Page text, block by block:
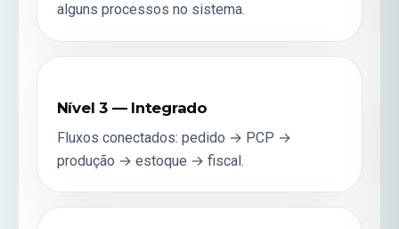
alguns processos no sistema.
Nível 3 — Integrado
Fluxos conectados: pedido → PCP →
produção → estoque → fiscal.